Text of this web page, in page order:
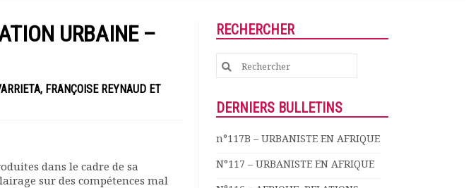
URBAINE –
FRANÇOISE REYNAUD ET
dans le cadre de sa
sur des compétences mal
RECHERCHER
Search
for:
DERNIERS BULLETINS
n°117B – URBANISTE EN AFRIQUE
N°117 – URBANISTE EN AFRIQUE